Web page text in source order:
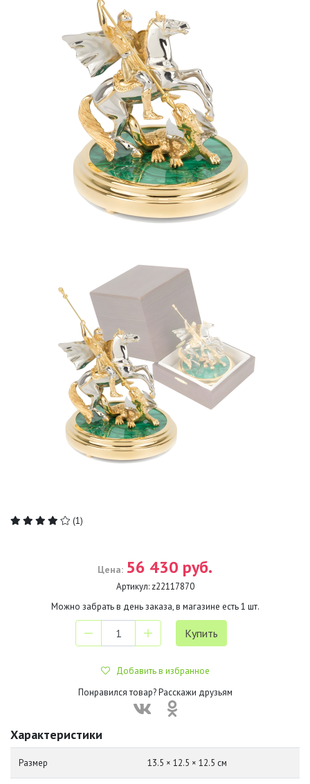
(1)
Цена: 56 430 руб.
Артикул: z22117870
Можно забрать в день заказа, в магазине есть1 шт.
Добавить в избранное
Понравился товар? Расскажи друзьям
Характеристики
Размер 13.5 × 12.5 × 12.5 см